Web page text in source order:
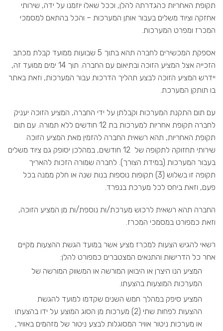
תקופת האחריות כהגדרתה להלן, וככל שאלו יוזמנו על ידה, שירותי
אחזקה וציוד משלים בעבור אותן המערכות – והכל בהתאם למסמכי
המכרז ומפרט המערכות.
אספקת המכשירים לחברה תהא בתוך 5 שבועות ממועד קבלת מכתב
הזכייה אצל המציע הזוכה ובתיאום עם החברה. תוך 14 ימים ממועד זה,
יידרש המציע הזוכה לבצע תהליך הדרכות עבור המערכות, וזאת באתר
בו תותקן המערכת.
עם תום התקנת המערכות וקבלתן על ידי החברה, המציע הזוכה יעניק
לחברה תקופת אחריות למערכות בת 12 חודשים ללא תמורה. עם תום
תקופת האחריות, תהא רשאית החברה להזמין מאת המציע הזוכה
שירותי תחזוקה לתקופה של 12 חודשים, במהלכן יסופק גם ציוד משלים
בעבור המערכות (במידת הצורך). לחברה שמורה הזכות להאריך
תקופה זו בשלוש (3) תקופות נוספות בנות שנה או חלק ממנה בכל
פעם, וזאת ביחס לכל מערכת בנפרד.
החברה תהא רשאית לרכוש מערכת/ות נוספת/ות מן המציע הזוכה,
וזאת כמפורט במסמכי המכרז.
רשאי להגיש הצעות למכרז מציע אשר במועד הגשת ההצעות מקיים
אחר כל הדרישות והתנאים המצטברים כמפורט להלן:
המציע הנו היצרן או היבואן המורשה או המשווק המורשה של
המערכות המוצעות בהצעתו.
המציע סיפק במהלך חמש השנים שקדמו למועד להגשת
ההצעות לפחות שתי (2) מערכות מן הסוג המוצע על ידו בהצעתו
או מערכות ניטור אוויר המסוגלות לבצע ניטור של מזהמים באוויר,